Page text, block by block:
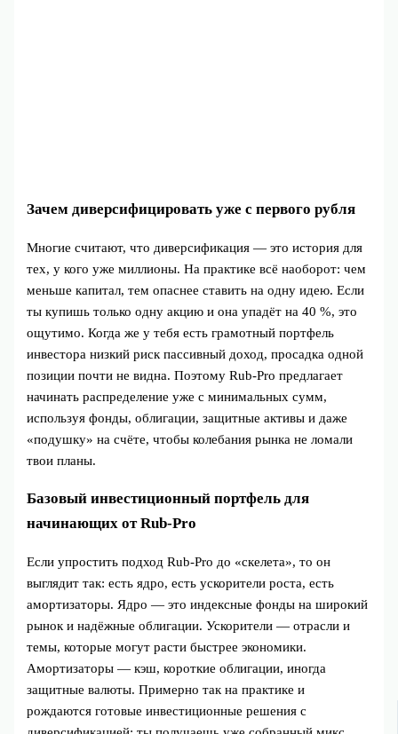
Зачем диверсифицировать уже с первого рубля
Многие считают, что диверсификация — это история для
тех, у кого уже миллионы. На практике всё наоборот: чем
меньше капитал, тем опаснее ставить на одну идею. Если
ты купишь только одну акцию и она упадёт на 40 %, это
ощутимо. Когда же у тебя есть грамотный портфель
инвестора низкий риск пассивный доход, просадка одной
позиции почти не видна. Поэтому Rub-Pro предлагает
начинать распределение уже с минимальных сумм,
используя фонды, облигации, защитные активы и даже
«подушку» на счёте, чтобы колебания рынка не ломали
твои планы.
Базовый инвестиционный портфель для
начинающих от Rub-Pro
Если упростить подход Rub-Pro до «скелета», то он
выглядит так: есть ядро, есть ускорители роста, есть
амортизаторы. Ядро — это индексные фонды на широкий
рынок и надёжные облигации. Ускорители — отрасли и
темы, которые могут расти быстрее экономики.
Амортизаторы — кэш, короткие облигации, иногда
защитные валюты. Примерно так на практике и
рождаются готовые инвестиционные решения с